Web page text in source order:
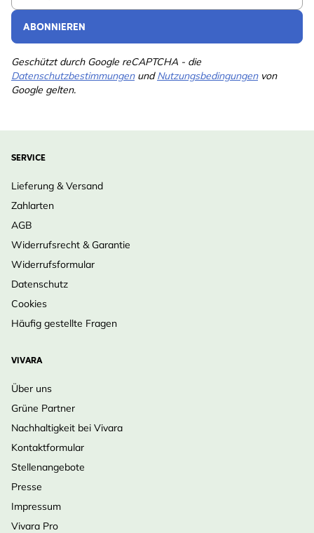
ABONNIEREN
Geschützt durch Google reCAPTCHA - die
DatenschutzbestimmungenundNutzungsbedingungenvon
Google gelten.
SERVICE
Lieferung & Versand
Zahlarten
AGB
Widerrufsrecht & Garantie
Widerrufsformular
Datenschutz
Cookies
Häufig gestellte Fragen
VIVARA
Über uns
Grüne Partner
Nachhaltigkeit bei Vivara
Kontaktformular
Stellenangebote
Presse
Impressum
Vivara Pro